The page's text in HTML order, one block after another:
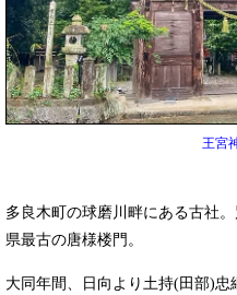
王宮
多良木町の球磨川畔にある古社
県最古の唐様楼門。
大同年間、日向より土持(田部)